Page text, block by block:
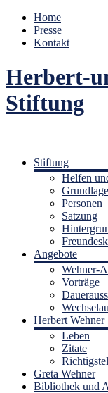
Home
Presse
Kontakt
Herbert-
Stiftung
Stiftung
Helfen
Personen
Satzung
Angebote
Wehner-
Vorträge
Herbert Wehner
Leben
Zitate
Greta Wehner
Bibliothek und